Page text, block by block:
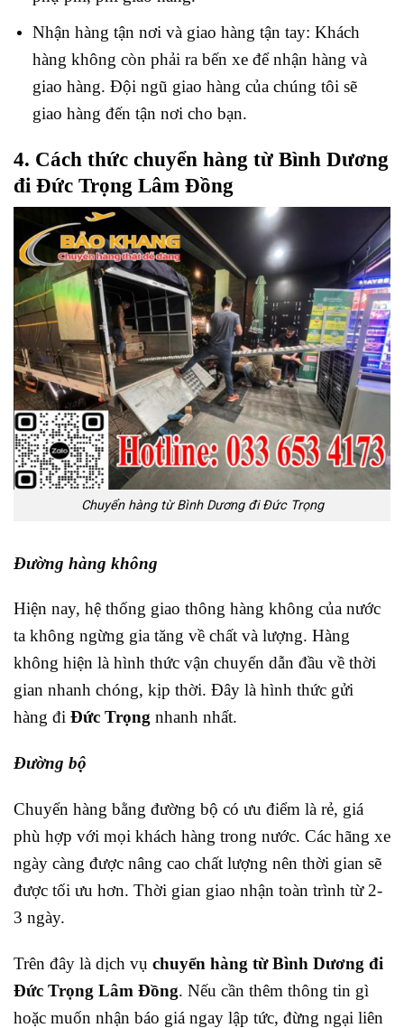
Nhận hàng tận nơi và giao hàng tận tay: Khách
hàng không còn phải ra bến xe để nhận hàng và
giao hàng. Đội ngũ giao hàng của chúng tôi sẽ
giao hàng đến tận nơi cho bạn.
4. Cách thức chuyển hàng từ Bình Dương
đi Đức Trọng Lâm Đồng
Chuyển hàng từ Bình Dương đi Đức Trọng
Đường hàng không
Hiện nay, hệ thống giao thông hàng không của nước
ta không ngừng gia tăng về chất và lượng. Hàng
không hiện là hình thức vận chuyển dẫn đầu về thời
gian nhanh chóng, kịp thời. Đây là hình thức gửi
hàng đi Đức Trọng nhanh nhất.
Đường bộ
Chuyển hàng bằng đường bộ có ưu điểm là rẻ, giá
phù hợp với mọi khách hàng trong nước. Các hãng xe
ngày càng được nâng cao chất lượng nên thời gian sẽ
được tối ưu hơn. Thời gian giao nhận toàn trình từ 2-
3 ngày.
Trên đây là dịch vụ chuyển hàng từ Bình Dương đi
Đức Trọng Lâm Đồng. Nếu cần thêm thông tin gì
hoặc muốn nhận báo giá ngay lập tức, đừng ngại liên